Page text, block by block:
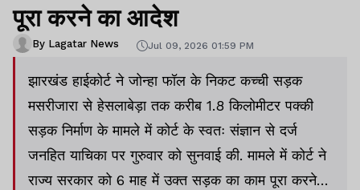
पूरा करने का आदेश
By Lagatar News Jul 09, 2026 01:59 PM
झारखंड हाईकोर्ट ने जोन्हा फॉल के निकट कच्ची सड़क
मसरीजारा से हेसलाबेड़ा तक करीब 1.8 किलोमीटर पक्की
सड़क निर्माण के मामले में कोर्ट के स्वतः संज्ञान से दर्ज
जनहित याचिका पर गुरुवार को सुनवाई की. मामले में कोर्ट ने
राज्य सरकार को 6 माह में उक्त सड़क का काम पूरा करने